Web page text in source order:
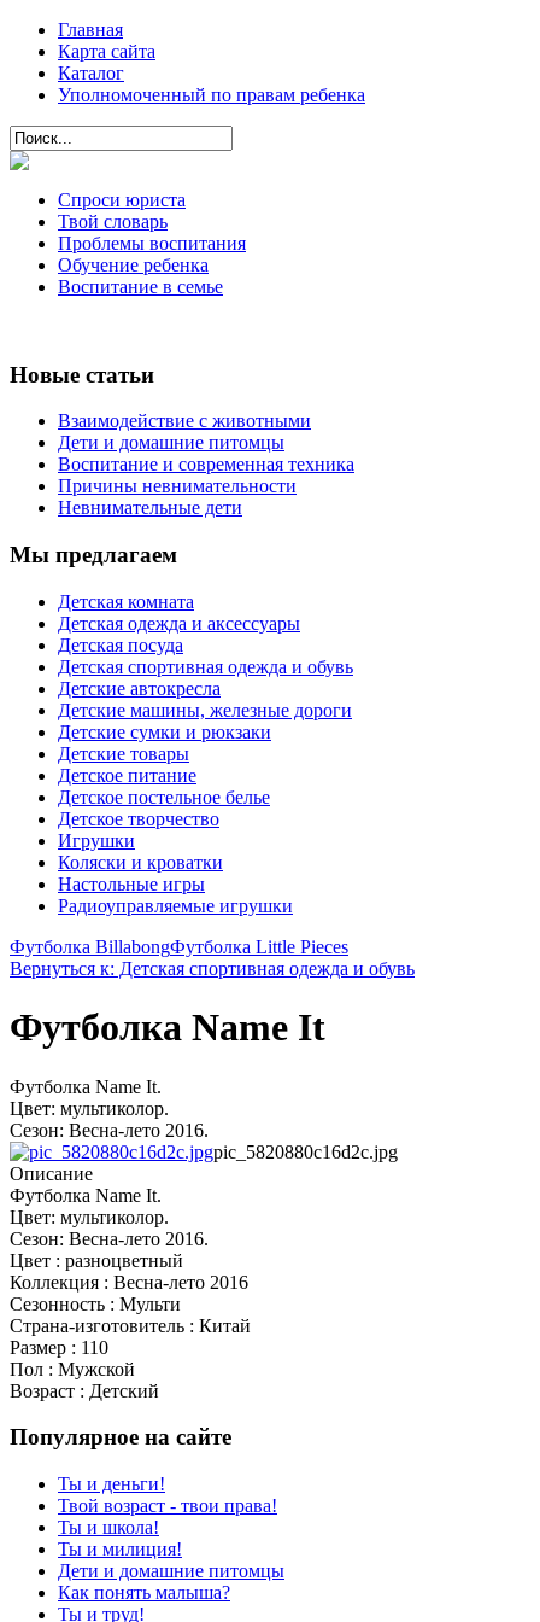
Главная
Карта сайта
Каталог
Уполномоченный по правам ребенка
Спроси юриста
Твой словарь
Проблемы воспитания
Обучение ребенка
Воспитание в семье
Новые статьи
Взаимодействие с животными
Дети и домашние питомцы
Воспитание и современная техника
Причины невнимательности
Невнимательные дети
Мы предлагаем
Детская комната
Детская одежда и аксессуары
Детская посуда
Детская спортивная одежда и обувь
Детские автокресла
Детские машины, железные дороги
Детские сумки и рюкзаки
Детские товары
Детское питание
Детское постельное белье
Детское творчество
Игрушки
Коляски и кроватки
Настольные игры
Радиоуправляемые игрушки
Футболка BillabongФутболка Little Pieces
Вернуться к: Детская спортивная одежда и обувь
Футболка Name It
Футболка Name It.
Цвет: мультиколор.
Сезон: Весна-лето 2016.
pic_5820880c16d2c.jpg
Описание
Футболка Name It.
Цвет: мультиколор.
Сезон: Весна-лето 2016.
Цвет : разноцветный
Коллекция : Весна-лето 2016
Сезонность : Мульти
Страна-изготовитель : Китай
Размер : 110
Пол : Мужской
Возраст : Детский
Популярное на сайте
Ты и деньги!
Твой возраст - твои права!
Ты и школа!
Ты и милиция!
Дети и домашние питомцы
Как понять малыша?
Ты и труд!